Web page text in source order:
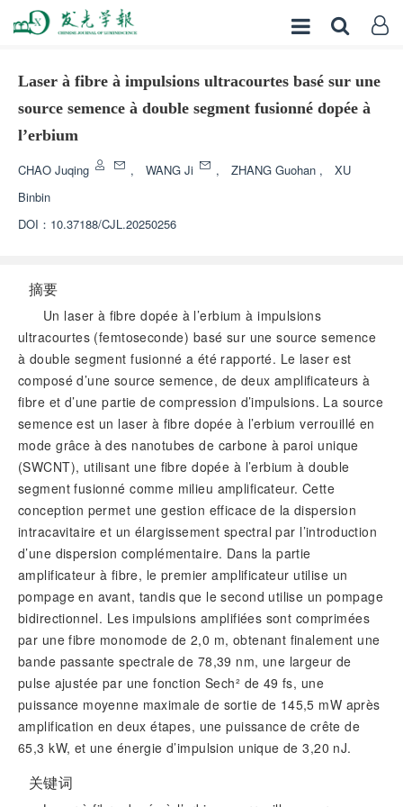
Laser à fibre à impulsions ultracourtes basé sur une
source semence à double segment fusionné dopée à
l’erbium
CHAO Juqing , WANG Ji , ZHANG Guohan ,
XU
Binbin
DOI： 10.37188/CJL.20250256
摘要
Un laser à fibre dopée à l’erbium à impulsions
ultracourtes (femtoseconde) basé sur une source semence
à double segment fusionné a été rapporté. Le laser est
composé d’une source semence, de deux amplificateurs à
fibre et d’une partie de compression d’impulsions. La source
semence est un laser à fibre dopée à l’erbium verrouillé en
mode grâce à des nanotubes de carbone à paroi unique
(SWCNT), utilisant une fibre dopée à l’erbium à double
segment fusionné comme milieu amplificateur. Cette
conception permet une gestion efficace de la dispersion
intracavitaire et un élargissement spectral par l’introduction
d’une dispersion complémentaire. Dans la partie
amplificateur à fibre, le premier amplificateur utilise un
pompage en avant, tandis que le second utilise un pompage
bidirectionnel. Les impulsions amplifiées sont comprimées
par une fibre monomode de 2,0 m, obtenant finalement une
bande passante spectrale de 78,39 nm, une largeur de
pulse ajustée par une fonction Sech² de 49 fs, une
puissance moyenne maximale de sortie de 145,5 mW après
amplification en deux étapes, une puissance de crête de
65,3 kW, et une énergie d’impulsion unique de 3,20 nJ.
关键词